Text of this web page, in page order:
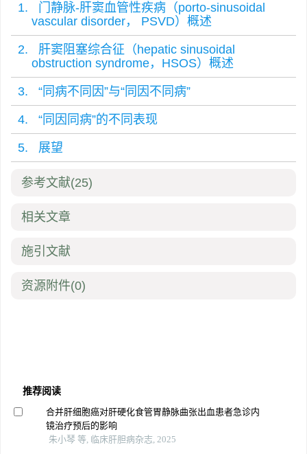
1. 门静脉-肝窦血管性疾病（porto-sinusoidal
vascular disorder， PSVD）概述
2. 肝窦阻塞综合征（hepatic sinusoidal
obstruction syndrome，HSOS）概述
3. “同病不同因”与“同因不同病”
4. “同因同病”的不同表现
5. 展望
参考文献(25)
相关文章
施引文献
资源附件(0)
推荐阅读
合并肝细胞癌对肝硬化食管胃静脉曲张出血患者急诊内
镜治疗预后的影响
朱小琴 等, 临床肝胆病杂志, 2025